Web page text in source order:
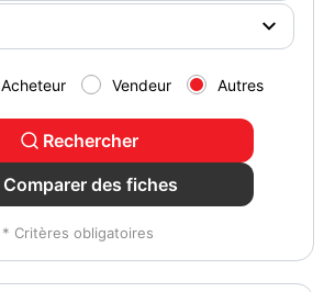
Acheteur Vendeur Autres
Rechercher
Comparer des fiches
* Critères obligatoires